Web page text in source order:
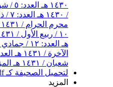
١٤٣٠ هـ
العدد: ٥ / شوال / ١٤٣٠ هـ
/ ١٤٣٠ هـ
العدد: ٧ / ذي الحجة / ١٤٣٠ هـ
محرم الحرام / ١٤٣١ هـ
١٠ / ربيع الأول / ١٤٣١ هـ
هـ العدد: ١٢ / جمادي الأول / ١٤٣١ هـ
الآخرة / ١٤٣١ هـ
العدد: ١٤ /
شعبان / ١٤٣١ هـ
لتحميل الصحيفة كـ Pdf
المزيد